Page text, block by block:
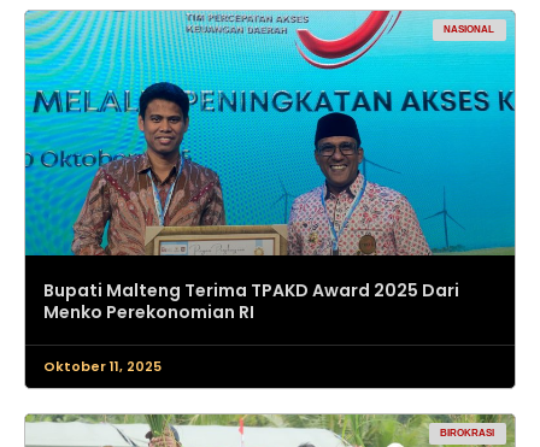
NASIONAL
Bupati Malteng Terima TPAKD Award 2025 Dari
Menko Perekonomian RI
Oktober 11, 2025
BIROKRASI